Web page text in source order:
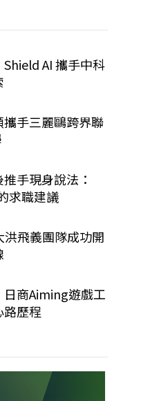
AI 攜手中科
手三麗鷗跨界聯
手現身說法：
求職建議
洪飛義團隊成功開
商Aiming遊戲工
歷程